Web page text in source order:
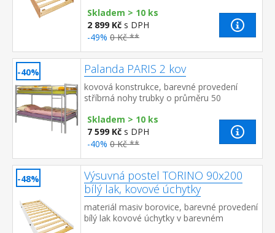
výška matrace 14 cm dop...
Skladem > 10 ks
2 899 Kč s DPH
-49% 0 Kč **
-40% Palanda PARIS 2 kov
kovová konstrukce, barevné provedení
stříbrná nohy trubky o průměru 50
postele, nosnost jedné postele 140...
Skladem > 10 ks
7 599 Kč s DPH
-40% 0 Kč **
-48%
Výsuvná postel TORINO 90x200
bílý lak, kovové úchytky
materiál masiv borovice, barevné provedení
bílý lak kovové úchytky v barevném